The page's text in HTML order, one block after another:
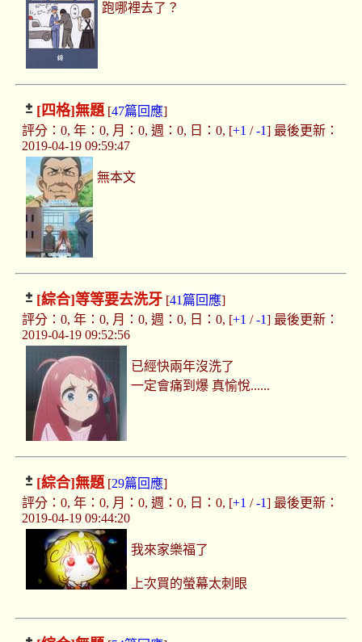
跑哪裡去了？
[四格]無題[47篇回應]
評分：0, 年：0, 月：0, 週：0, 日：0, [+1 /-1] 最後更新：
2019-04-19 09:59:47
無本文
[綜合]等等要去洗牙[41篇回應]
評分：0, 年：0, 月：0, 週：0, 日：0, [+1 /-1] 最後更新：
2019-04-19 09:52:56
已經快兩年沒洗了
一定會痛到爆 真愉悅......
[綜合]無題[29篇回應]
評分：0, 年：0, 月：0, 週：0, 日：0, [+1 /-1] 最後更新：
2019-04-19 09:44:20
我來家樂福了
上次買的螢幕太刺眼